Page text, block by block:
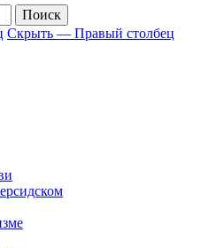
Скрыть — Правый столбец